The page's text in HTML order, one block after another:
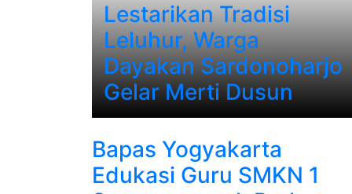
Lestarikan Tradisi
Leluhur, Warga
Dayakan Sardonoharjo
Gelar Merti Dusun
Bapas Yogyakarta
Edukasi Guru SMKN 1